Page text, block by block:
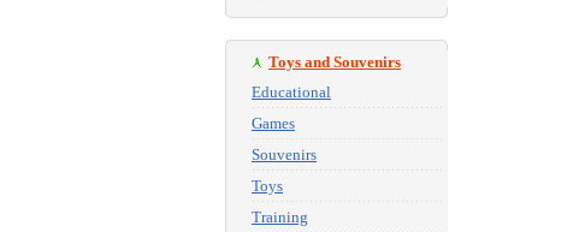
Toys and Souvenirs
Educational
Games
Souvenirs
Toys
Training